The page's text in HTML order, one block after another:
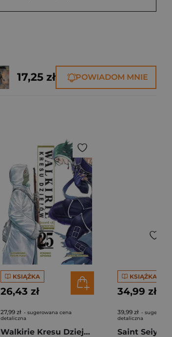
17,25 zł POWIADOM MNIE
KSIĄŻKA
26,43 zł
27,99 zł - sugerowana cena
detaliczna
Walkirie Kresu Dziejów Record of Ragnarok. Tom 25
KSIĄŻKA
34,99 zł
39,99 zł -
detaliczna
Saint Seiya.